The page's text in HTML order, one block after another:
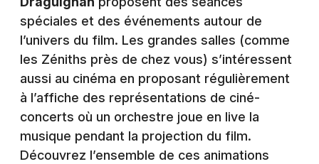
spéciales et des événements autour de
l’univers du film. Les grandes salles (comme
les Zéniths près de chez vous) s’intéressent
aussi au cinéma en proposant régulièrement
à l’affiche des représentations de ciné-
concerts où un orchestre joue en live la
musique pendant la projection du film.
Découvrez l’ensemble de ces animations